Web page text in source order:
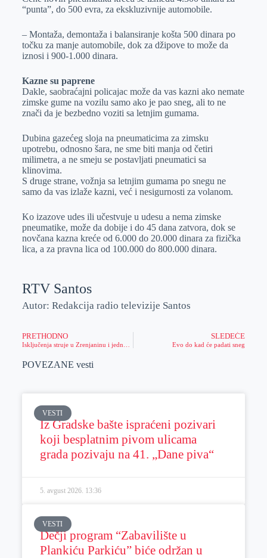
“punta”, do 500 evra, za ekskluzivnije automobile.
– Montaža, demontaža i balansiranje košta 500 dinara po
točku za manje automobile, dok za džipove to može da
iznosi i 900-1.000 dinara.
Kazne su paprene
Dakle, saobraćajni policajac može da vas kazni ako nemate
zimske gume na vozilu samo ako je pao sneg, ali to ne
znači da je bezbedno voziti sa letnjim gumama.
Dubina gazećeg sloja na pneumaticima za zimsku
upotrebu, odnosno šara, ne sme biti manja od četiri
milimetra, a ne smeju se postavljati pneumatici sa
klinovima.
S druge strane, vožnja sa letnjim gumama po snegu ne
samo da vas izlaže kazni, već i nesigurnosti za volanom.
Ko izazove udes ili učestvuje u udesu a nema zimske
pneumatike, može da dobije i do 45 dana zatvora, dok se
novčana kazna kreće od 6.000 do 20.000 dinara za fizička
lica, a za pravna lica od 100.000 do 800.000 dinara.
RTV Santos
Autor: Redakcija radio televizije Santos
PRETHODNO SLEDEĆE
Evo do kad će padati sneg
POVEZANE vesti
VESTI
Iz Gradske bašte ispraćeni pozivari
koji besplatnim pivom ulicama
grada pozivaju na 41. „Dane piva“
5. avgust 2026. 13:36
VESTI
Dečji program “Zabavilište u
Plankiću Parkiću” biće održan u